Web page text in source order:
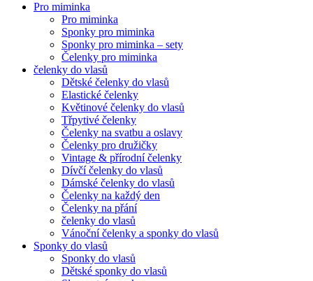
Pro miminka
Pro miminka
Sponky pro miminka
Sponky pro miminka – sety
Čelenky pro miminka
čelenky do vlasů
Dětské čelenky do vlasů
Elastické čelenky
Květinové čelenky do vlasů
Třpytivé čelenky
Čelenky na svatbu a oslavy
Čelenky pro družičky
Vintage & přírodní čelenky
Dívčí čelenky do vlasů
Dámské čelenky do vlasů
Čelenky na každý den
Čelenky na přání
čelenky do vlasů
Vánoční čelenky a sponky do vlasů
Sponky do vlasů
Sponky do vlasů
Dětské sponky do vlasů